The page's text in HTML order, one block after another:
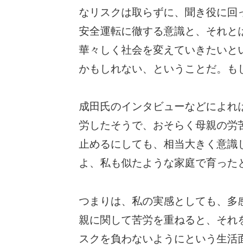
なリスクは取らずに、聞き役に回
安全運転に徹する意識と、それと
華々しく社会を変えていきたい
かもしれない、ということだ。も
成田氏のインタビューなどによ
労したそうで、おそらく母親の
止めるにしても、相当大きく意
よ、私も似たような家庭で育った
つまりは、私の実感としても、
親に関して苦労を重ねると、そ
スクを負わないようにという生